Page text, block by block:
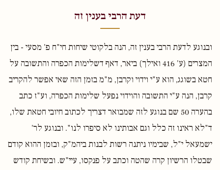
דעת הרבי בענין זה
ובנוגע לדעת הרבי בענין זה, הנה בלקוטי שיחות חי"ח פ' מסעי - בין
המצרים (ע' 416 ואילך) ביאר, דאף דשלימות הכפרה והתשובה על
חטא בשוגג, הוא ע"י וידוי וקרבן, מ"מ בזמן הזה שאי אפשר להקריב
קרבן, הנה ע"י התשובה והוידוי נפעל שלימות הכפרה, וע"ז כתב
בהערה 50 שם בנוגע לזה שמבואר דצריך לכתוב חיובי חטאת שלו,
ד"לא ראינו זה כלל וגם אבותינו לא סיפרו לנו". ובנוגע לר'
ישמעאל י"ל, שבימיו ניתנה רשות לבנות ביהמ"ק, ובזמן ההוא קודם
שבטלו הרשיון קרה שהטה וכתב על פנקסו, עיי"ש. ובשיחת קודש